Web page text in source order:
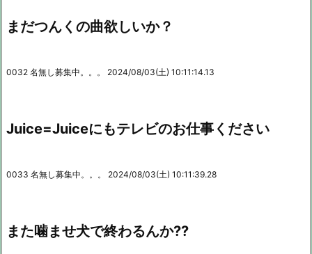
まだつんくの曲欲しいか？
0032 名無し募集中。。。 2024/08/03(土) 10:11:14.13
Juice=Juiceにもテレビのお仕事ください
0033 名無し募集中。。。 2024/08/03(土) 10:11:39.28
また噛ませ犬で終わるんか??